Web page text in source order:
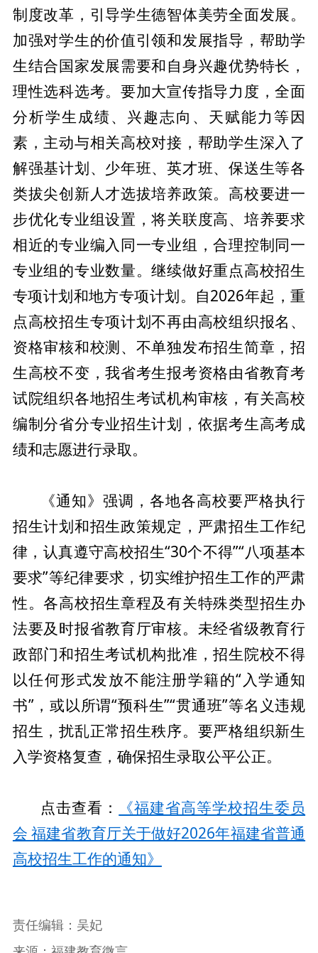
制度改革，引导学生德智体美劳全面发展。
加强对学生的价值引领和发展指导，帮助学
生结合国家发展需要和自身兴趣优势特长，
理性选科选考。要加大宣传指导力度，全面
分析学生成绩、兴趣志向、天赋能力等因
素，主动与相关高校对接，帮助学生深入了
解强基计划、少年班、英才班、保送生等各
类拔尖创新人才选拔培养政策。高校要进一
步优化专业组设置，将关联度高、培养要求
相近的专业编入同一专业组，合理控制同一
专业组的专业数量。继续做好重点高校招生
专项计划和地方专项计划。自2026年起，重
点高校招生专项计划不再由高校组织报名、
资格审核和校测、不单独发布招生简章，招
生高校不变，我省考生报考资格由省教育考
试院组织各地招生考试机构审核，有关高校
编制分省分专业招生计划，依据考生高考成
绩和志愿进行录取。
《通知》强调，各地各高校要严格执行
招生计划和招生政策规定，严肃招生工作纪
律，认真遵守高校招生“30个不得”“八项基本
要求”等纪律要求，切实维护招生工作的严肃
性。各高校招生章程及有关特殊类型招生办
法要及时报省教育厅审核。未经省级教育行
政部门和招生考试机构批准，招生院校不得
以任何形式发放不能注册学籍的“入学通知
书”，或以所谓“预科生”“贯通班”等名义违规
招生，扰乱正常招生秩序。要严格组织新生
入学资格复查，确保招生录取公平公正。
点击查看：
《福建省高等学校招生委员
会 福建省教育厅关于做好2026年福建省普通
高校招生工作的通知》
责任编辑：吴妃